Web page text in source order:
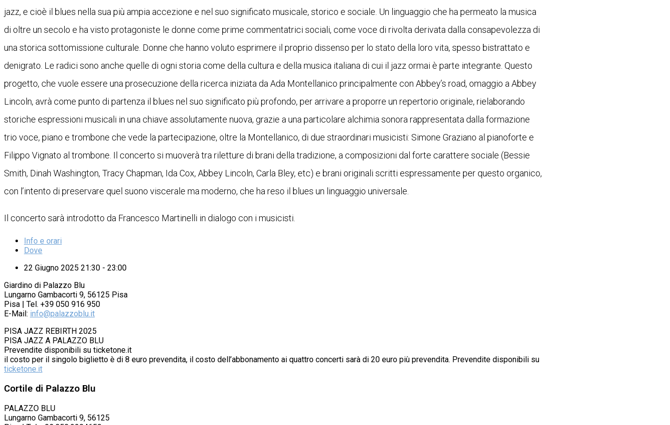
jazz, e cioè il blues nella sua più ampia accezione e nel suo significato musicale, storico e sociale. Un linguaggio che ha permeato la musica
di oltre un secolo e ha visto protagoniste le donne come prime commentatrici sociali, come voce di rivolta derivata dalla consapevolezza di
una storica sottomissione culturale. Donne che hanno voluto esprimere il proprio dissenso per lo stato della loro vita, spesso bistrattato e
denigrato. Le radici sono anche quelle di ogni storia come della cultura e della musica italiana di cui il jazz ormai è parte integrante. Questo
progetto, che vuole essere una prosecuzione della ricerca iniziata da Ada Montellanico principalmente con Abbey’s road, omaggio a Abbey
Lincoln, avrà come punto di partenza il blues nel suo significato più profondo, per arrivare a proporre un repertorio originale, rielaborando
storiche espressioni musicali in una chiave assolutamente nuova, grazie a una particolare alchimia sonora rappresentata dalla formazione
trio voce, piano e trombone che vede la partecipazione, oltre la Montellanico, di due straordinari musicisti: Simone Graziano al pianoforte e
Filippo Vignato al trombone. Il concerto si muoverà tra riletture di brani della tradizione, a composizioni dal forte carattere sociale (Bessie
Smith, Dinah Washington, Tracy Chapman, Ida Cox, Abbey Lincoln, Carla Bley, etc) e brani originali scritti espressamente per questo organico,
con l’intento di preservare quel suono viscerale ma moderno, che ha reso il blues un linguaggio universale.
Il concerto sarà introdotto da Francesco Martinelli in dialogo con i musicisti.
Info e orari
Dove
22 Giugno 2025 21:30 - 23:00
Giardino di Palazzo Blu
Lungarno Gambacorti 9, 56125 Pisa
Pisa | Tel. +39 050 916 950
E-Mail: info@palazzoblu.it
PISA JAZZ REBIRTH 2025
PISA JAZZ A PALAZZO BLU
Prevendite disponibili su ticketone.it
il costo per il singolo biglietto è di 8 euro prevendita, il costo dell’abbonamento ai quattro concerti sarà di 20 euro più prevendita. Prevendite disponibili su
ticketone.it
Cortile di Palazzo Blu
PALAZZO BLU
Lungarno Gambacorti 9, 56125